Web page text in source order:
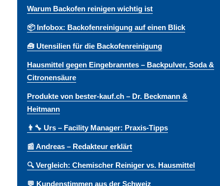
Warum Backofen reinigen wichtig ist
📦 Infobox: Backofenreinigung auf einen Blick
🧰 Utensilien für die Backofenreinigung
Hausmittel gegen Eingebranntes – Backpulver, Soda &
Citronensäure
Produkte von bester-kauf.ch – Dr. Beckmann &
Heitmann
👨🔧 Urs – Facility Manager: Praxis-Tipps
📰 Andreas – Redakteur erklärt
🔍 Vergleich: Chemischer Reiniger vs. Hausmittel
💬 Kundenstimmen aus der Schweiz